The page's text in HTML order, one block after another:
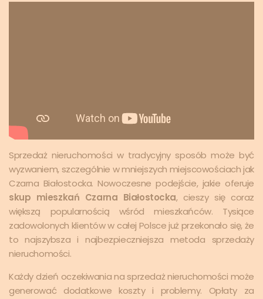
Sprzedaż nieruchomości w tradycyjny sposób może być
wyzwaniem, szczególnie w mniejszych miejscowościach jak
Czarna Białostocka. Nowoczesne podejście, jakie oferuje
skup mieszkań Czarna Białostocka, cieszy się coraz
większą popularnością wśród mieszkańców. Tysiące
zadowolonych klientów w całej Polsce już przekonało się, że
to najszybsza i najbezpieczniejsza metoda sprzedaży
nieruchomości.
Każdy dzień oczekiwania na sprzedaż nieruchomości może
generować dodatkowe koszty i problemy. Opłaty za